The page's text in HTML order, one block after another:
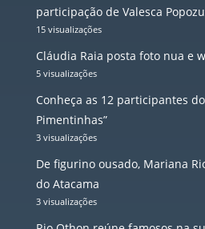
participação de Valesca
15 visualizações
Cláudia Raia posta foto nua e
5 visualizações
Conheça as 12 participantes
Pimentinhas”
3 visualizações
De figurino ousado, Mariana
do Atacama
3 visualizações